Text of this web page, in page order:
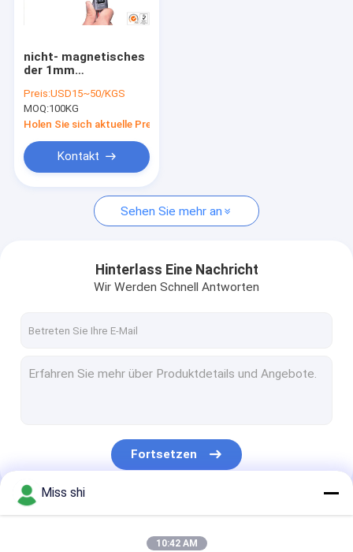
nicht- magnetisches
der 1mm
Legierungs-Blatt-
Platten-Salzwasser-
Zellenaz31
Preis:USD15~50/KGS
MOQ:100KG
Holen Sie sich aktuelle Preis
Kontakt
Sehen Sie mehr an
Hinterlass Eine Nachricht
Wir Werden Schnell Antworten
Fortsetzen
Unsere Kategorien
Miss shi
10:42 AM